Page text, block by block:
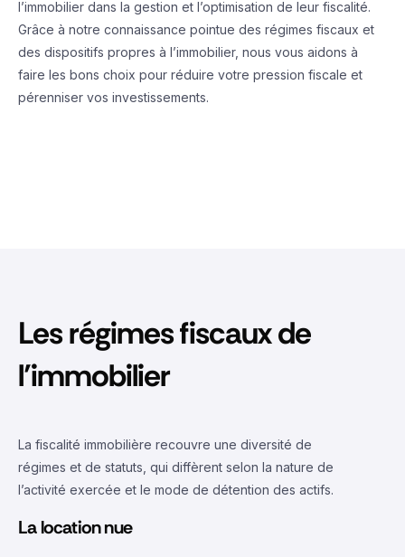
l’immobilier dans la gestion et l’optimisation de leur fiscalité.
Grâce à notre connaissance pointue des régimes fiscaux et
des dispositifs propres à l’immobilier, nous vous aidons à
faire les bons choix pour réduire votre pression fiscale et
pérenniser vos investissements.
Les régimes fiscaux de
l’immobilier
La fiscalité immobilière recouvre une diversité de
régimes et de statuts, qui diffèrent selon la nature de
l’activité exercée et le mode de détention des actifs.
La location nue